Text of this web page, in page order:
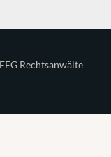
Rechtsanwälte